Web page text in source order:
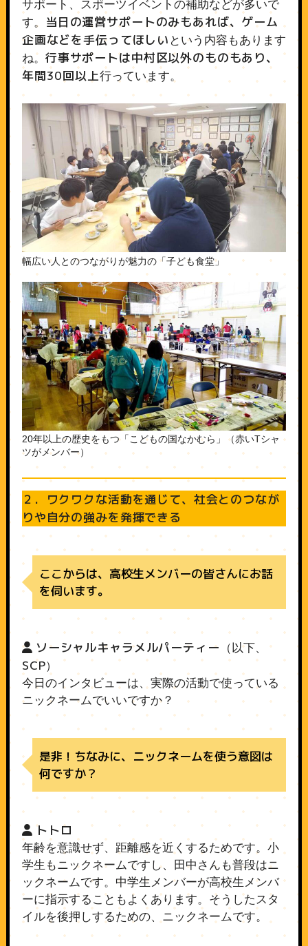
サポート、スポーツイベントの補助などが多いで
す。
当日の運営サポートのみもあれば、ゲーム
企画などを手伝ってほしい という内容もあります
ね。 行事サポートは中村区以外のものもあり、
年間30回以上行っています。
幅広い人とのつながりが魅力の「子ども食堂」
20年以上の歴史をもつ「こどもの国なかむら」（赤いTシャ
ツがメンバー）
２．ワクワクな活動を通じて、社会とのつなが
りや自分の強みを発揮できる
ここからは、高校生メンバーの皆さんにお話
を伺います。
ソーシャルキャラメルパーティー （以下、
SCP）
今日のインタビューは、実際の活動で使っている
ニックネームでいいですか？
是非！ちなみに、ニックネームを使う意図は
何ですか？
トトロ
年齢を意識せず、距離感を近くするためです。小
学生もニックネームですし、田中さんも普段はニ
ックネームです。中学生メンバーが高校生メンバ
ーに指示することもよくあります。そうしたスタ
イルを後押しするための、ニックネームです。